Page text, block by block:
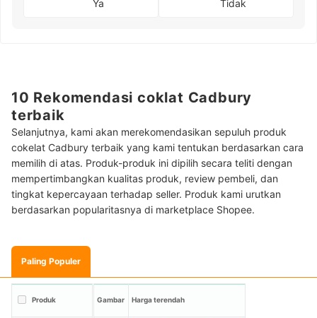
Ya Tidak
10 Rekomendasi coklat Cadbury
terbaik
Selanjutnya, kami akan merekomendasikan sepuluh produk
cokelat Cadbury terbaik yang kami tentukan berdasarkan cara
memilih di atas. Produk-produk ini dipilih secara teliti dengan
mempertimbangkan kualitas produk, review pembeli, dan
tingkat kepercayaan terhadap seller. Produk kami urutkan
berdasarkan popularitasnya di marketplace Shopee.
Paling Populer
Produk Gambar Harga terendah